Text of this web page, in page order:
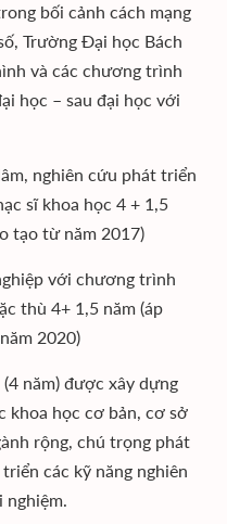
bối cảnh cách mạng
Trường Đại học Bách
và các chương trình
học – sau đại học với
nghiên cứu phát triển
sĩ khoa học 4 + 1,5
tạo từ năm 2017)
với chương trình
thù 4+ 1,5 năm (áp
2020)
năm) được xây dựng
khoa học cơ bản, cơ sở
rộng, chú trọng phát
các kỹ năng nghiên
nghiệm.